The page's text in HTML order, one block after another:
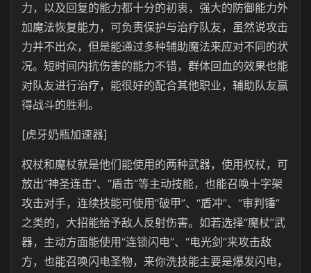
力，以及回复的能力都十分的初衷，强大的防御能力外
加魔法恢复能力，可负责保护与治疗队友，虽然说攻击
力并不出众，但是能通过多种辅助魔法来应对不同的状
况。短时间内抗伤害的能力不错，群体回血的效果也能
对队友进行治疗，能很好的配合其他职业，辅助队友赢
得战斗的胜利。
[虎牙奶瓶加速器]
权杖和魔杖就是他们能使用的两种武器，使用权杖，可
放出“神圣连击”、“盾击”等主动技能，也能召唤十字架
攻击对手，连续技能可使用“破甲”、“盾冲”、“审判锤”
之类的，大招能给予敌人反射伤害。如若选择“魔杖”武
器，主动方面能使用“连锁闪电”、“电光剑”来攻击敌
方，也能召唤闪电圣物，来你洗技能主要是爆发闪电，